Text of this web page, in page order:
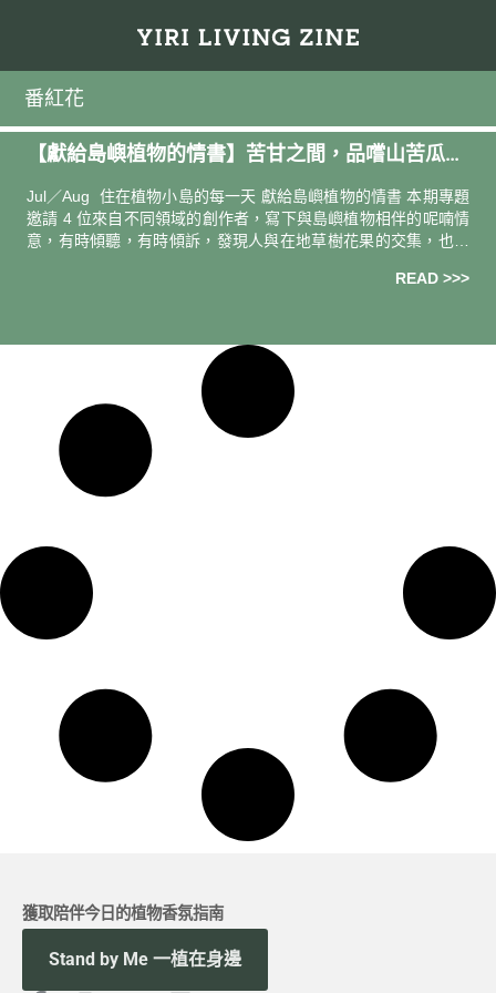
番紅花
【獻給島嶼植物的情書】苦甘之間，品嚐山苦瓜的
Jul／Aug 住在植物小島的每一天 獻給島嶼植物的情書 本期專題
邀請 4 位來自不同領域的創作者，寫下與島嶼植物相伴的呢喃情
意，有時傾聽，有時傾訴，發現人與在地草樹花果的交集，也看
READ >>>
獲取陪伴今日的植物香氛指南
Stand by Me 一植在身邊